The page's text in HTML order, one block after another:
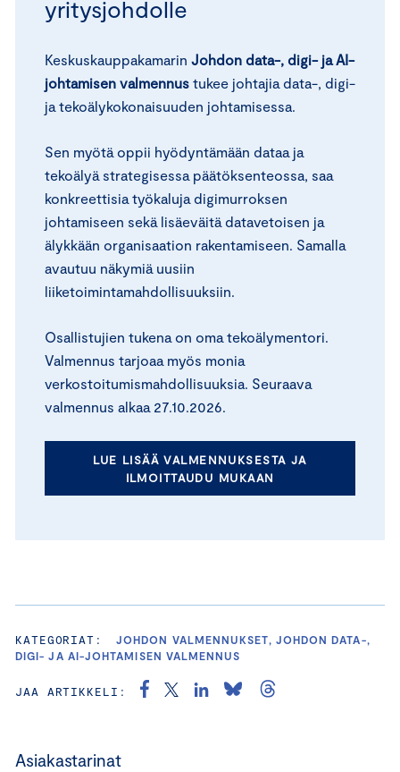
Asiakastarinat
yritysjohdolle
Keskuskauppakamarin Johdon data-, digi- ja AI-
johtamisen valmennus tukee johtajia data-, digi-
ja tekoälykokonaisuuden johtamisessa.
Sen myötä oppii hyödyntämään dataa ja
tekoälyä strategisessa päätöksenteossa, saa
konkreettisia työkaluja digimurroksen
johtamiseen sekä lisäeväitä datavetoisen ja
älykkään organisaation rakentamiseen. Samalla
avautuu näkymiä uusiin
liiketoimintamahdollisuuksiin.
Osallistujien tukena on oma tekoälymentori.
Valmennus tarjoaa myös monia
verkostoitumismahdollisuuksia. Seuraava
valmennus alkaa 27.10.2026.
LUE LISÄÄ VALMENNUKSESTA JA
ILMOITTAUDU MUKAAN
KATEGORIAT:
JOHDON VALMENNUKSET, JOHDON DATA-,
DIGI- JA AI-JOHTAMISEN VALMENNUS
JAA ARTIKKELI: